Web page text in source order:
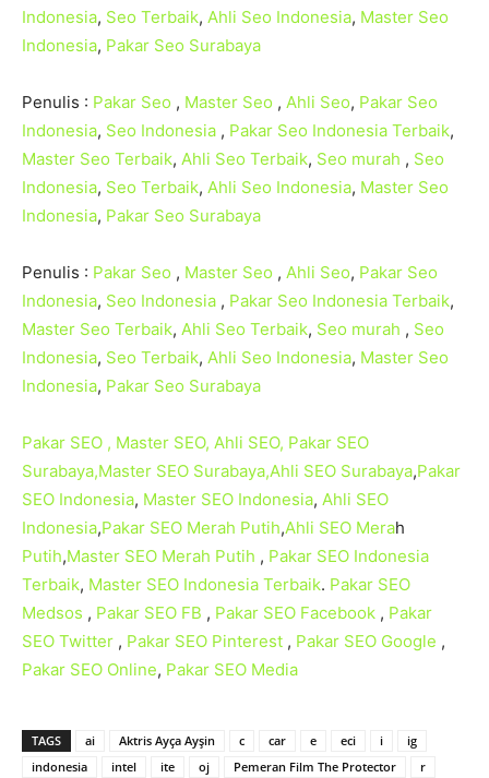
Indonesia, Seo Terbaik, Ahli Seo Indonesia, Master Seo
Indonesia, Pakar Seo Surabaya
Penulis : Pakar Seo , Master Seo , Ahli Seo, Pakar Seo
Indonesia, Seo Indonesia , Pakar Seo Indonesia Terbaik,
Master Seo Terbaik, Ahli Seo Terbaik, Seo murah , Seo
Indonesia, Seo Terbaik, Ahli Seo Indonesia, Master Seo
Indonesia, Pakar Seo Surabaya
Penulis : Pakar Seo , Master Seo , Ahli Seo, Pakar Seo
Indonesia, Seo Indonesia , Pakar Seo Indonesia Terbaik,
Master Seo Terbaik, Ahli Seo Terbaik, Seo murah , Seo
Indonesia, Seo Terbaik, Ahli Seo Indonesia, Master Seo
Indonesia, Pakar Seo Surabaya
Pakar SEO , Master SEO, Ahli SEO, Pakar SEO
Surabaya,Master SEO Surabaya,Ahli SEO Surabaya,Pakar
SEO Indonesia, Master SEO Indonesia, Ahli SEO
Indonesia,Pakar SEO Merah Putih,Ahli SEO Merah
Putih,Master SEO Merah Putih , Pakar SEO Indonesia
Terbaik, Master SEO Indonesia Terbaik. Pakar SEO
Medsos , Pakar SEO FB , Pakar SEO Facebook , Pakar
SEO Twitter , Pakar SEO Pinterest , Pakar SEO Google ,
Pakar SEO Online, Pakar SEO Media
TAGS ai Aktris Ayça Ayşin c car e eci i
ig
indonesia
intel ite oj Pemeran Film The Protector r